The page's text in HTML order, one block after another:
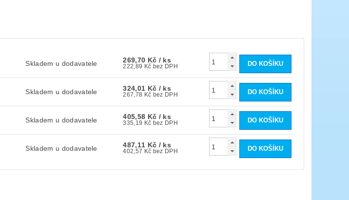
Skladem u dodavatele 269,70 Kč / ks
222,89 Kč bez DPH
Skladem u dodavatele 324,01 Kč / ks
267,78 Kč bez DPH
Skladem u dodavatele 405,58 Kč / ks
335,19 Kč bez DPH
Skladem u dodavatele 487,11 Kč / ks
402,57 Kč bez DPH